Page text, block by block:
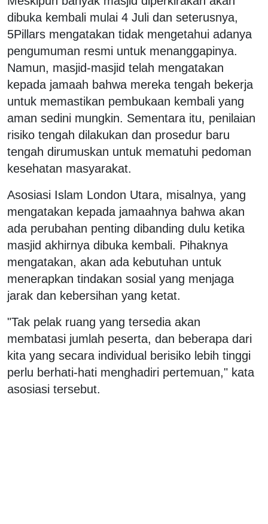
dibuka kembali mulai 4 Juli dan seterusnya,
5Pillars mengatakan tidak mengetahui adanya
pengumuman resmi untuk menanggapinya.
Namun, masjid-masjid telah mengatakan
kepada jamaah bahwa mereka tengah bekerja
untuk memastikan pembukaan kembali yang
aman sedini mungkin. Sementara itu, penilaian
risiko tengah dilakukan dan prosedur baru
tengah dirumuskan untuk mematuhi pedoman
kesehatan masyarakat.
Asosiasi Islam London Utara, misalnya, yang
mengatakan kepada jamaahnya bahwa akan
ada perubahan penting dibanding dulu ketika
masjid akhirnya dibuka kembali. Pihaknya
mengatakan, akan ada kebutuhan untuk
menerapkan tindakan sosial yang menjaga
jarak dan kebersihan yang ketat.
"Tak pelak ruang yang tersedia akan
membatasi jumlah peserta, dan beberapa dari
kita yang secara individual berisiko lebih tinggi
perlu berhati-hati menghadiri pertemuan," kata
asosiasi tersebut.